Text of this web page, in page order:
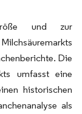
und zur
Die
umfasst eine
historischen
als